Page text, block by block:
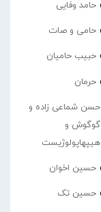
حامد وفایی
حامی و صات
حبیب حامیان
حرمان
حسن شماعی زاده و
گوگوش و
هیپهاپولوژیست
حسین اخوان
حسین تک